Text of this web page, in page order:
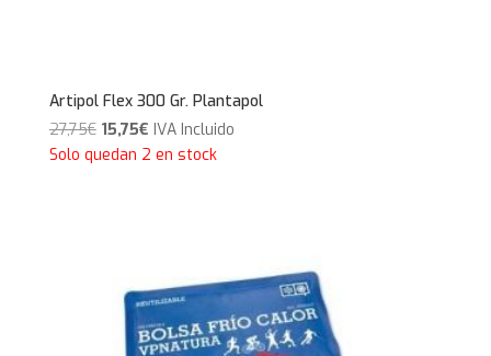
Artipol Flex 300 Gr. Plantapol
27,75€ El
precio
15,75€El
precio
IVA Incluido
Solo quedan 2 en stock